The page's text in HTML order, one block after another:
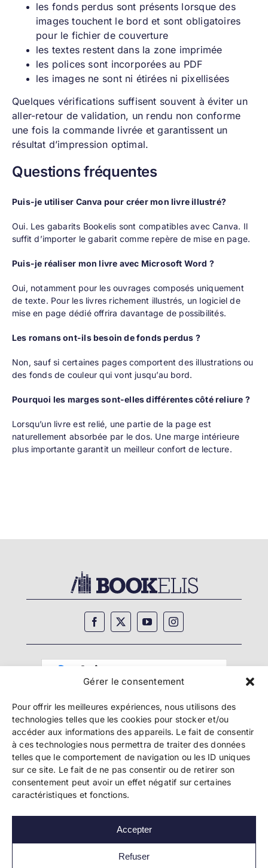
Gérer le consentement
Pour offrir les meilleures expériences, nous utilisons des
technologies telles que les cookies pour stocker et/ou
accéder aux informations des appareils. Le fait de consentir
à ces technologies nous permettra de traiter des données
telles que le comportement de navigation ou les ID uniques
sur ce site. Le fait de ne pas consentir ou de retirer son
consentement peut avoir un effet négatif sur certaines
caractéristiques et fonctions.
Accepter
Refuser
les fonds perdus sont présents lorsque des
images touchent le bord et sont obligatoires
pour le fichier de couverture
les textes restent dans la zone imprimée
les polices sont incorporées au PDF
les images ne sont ni étirées ni pixellisées
Quelques vérifications suffisent souvent à éviter un
aller-retour de validation, un rendu non conforme
une fois la commande livrée et garantissent un
résultat d’impression optimal.
Questions fréquentes
Puis-je utiliser Canva pour créer mon livre illustré?
Oui. Les gabarits Bookelis sont compatibles avec Canva. Il
suffit d’importer le gabarit comme repère de mise en page.
Puis-je réaliser mon livre avec Microsoft Word ?
Oui, notamment pour les ouvrages composés uniquement
de texte. Pour les livres richement illustrés, un logiciel de
mise en page dédié offrira davantage de possibilités.
Les romans ont-ils besoin de fonds perdus ?
Non, sauf si certaines pages comportent des illustrations ou
des fonds de couleur qui vont jusqu’au bord.
Pourquoi les marges sont-elles différentes côté reliure ?
Lorsqu’un livre est relié, une partie de la page est
naturellement absorbée par le dos. Une marge intérieure
plus importante garantit un meilleur confort de lecture.
Copyright 2024 Bookelis –CGU–CGS–CGPPA–
Mentions légales–Politique de confidentialité–
Paiement et sécurité
Les liens essentiels